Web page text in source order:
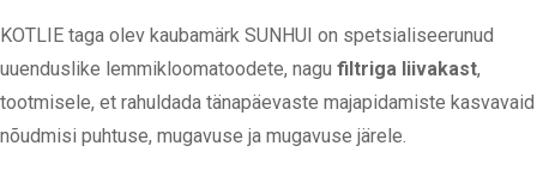
KOTLIE taga olev kaubamärk SUNHUI on spetsialiseerunud
uuenduslike lemmikloomatoodete, nagu filtriga liivakast,
tootmisele, et rahuldada tänapäevaste majapidamiste kasvavaid
nõudmisi puhtuse, mugavuse ja mugavuse järele.